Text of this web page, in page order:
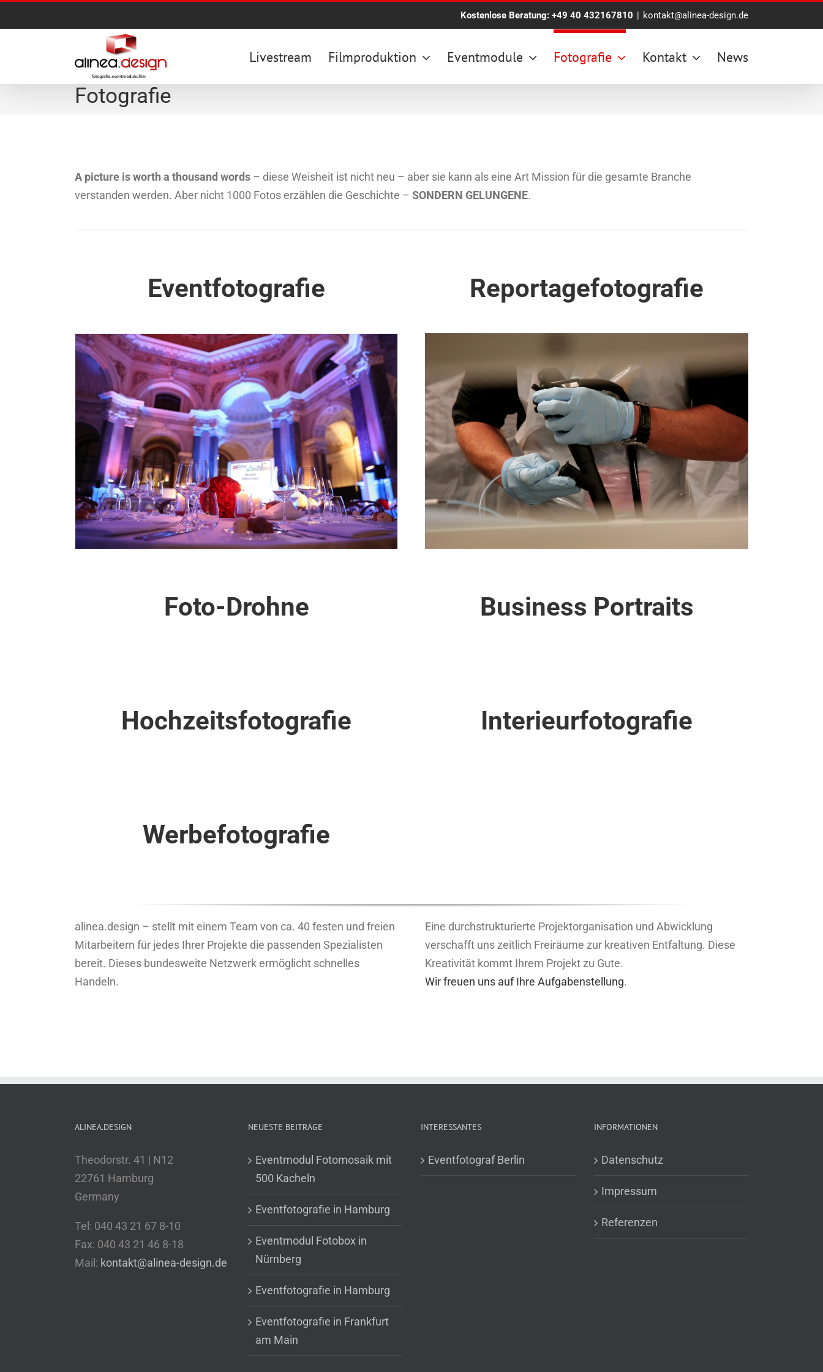
Inhalt
Kostenlose Beratung: +49 40 432167810 | kontakt@alinea-design.de
Livestream Filmproduktion Eventmodule Fotografie Kontakt News
Fotografie
A picture is worth a thousand words – diese Weisheit ist nicht neu – aber sie kann als eine Art Mission für die gesamte Branche
verstanden werden. Aber nicht 1000 Fotos erzählen die Geschichte – SONDERN GELUNGENE.
Eventfotografie Reportagefotografie
Foto-Drohne Business Portraits
Hochzeitsfotografie Interieurfotografie
Werbefotografie
alinea.design – stellt mit einem Team von ca. 40 festen und freien
Mitarbeitern für jedes Ihrer Projekte die passenden Spezialisten
bereit. Dieses bundesweite Netzwerk ermöglicht schnelles
Handeln.
Eine durchstrukturierte Projektorganisation und Abwicklung
verschafft uns zeitlich Freiräume zur kreativen Entfaltung. Diese
Kreativität kommt Ihrem Projekt zu Gute.
Wir freuen uns auf Ihre Aufgabenstellung.
ALINEA.DESIGN
Theodorstr. 41 | N12
22761 Hamburg
Germany
Tel: 040 43 21 67 8-10
Fax: 040 43 21 46 8-18
Mail: kontakt@alinea-design.de
NEUESTE BEITRÄGE
Eventmodul Fotomosaik mit
500 Kacheln
Eventfotografie in Hamburg
Eventmodul Fotobox in
Nürnberg
Eventfotografie in Hamburg
Eventfotografie in Frankfurt
am Main
INTERESSANTES
Eventfotograf Berlin
INFORMATIONEN
Datenschutz
Impressum
Referenzen